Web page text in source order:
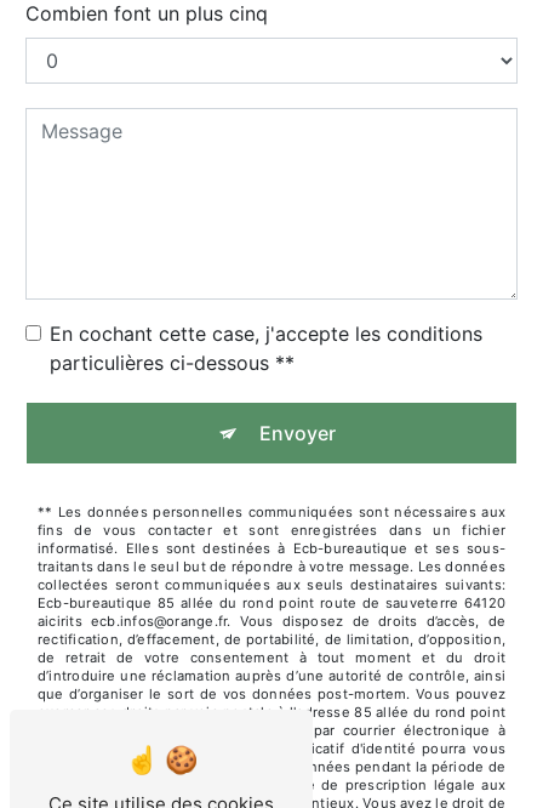
Combien font un plus cinq
En cochant cette case, j'accepte les conditions
particulières ci-dessous **
Envoyer
** Les données personnelles communiquées sont nécessaires aux
fins de vous contacter et sont enregistrées dans un fichier
informatisé. Elles sont destinées à Ecb-bureautique et ses sous-
traitants dans le seul but de répondre à votre message. Les données
collectées seront communiquées aux seuls destinataires suivants:
Ecb-bureautique 85 allée du rond point route de sauveterre 64120
aicirits ecb.infos@orange.fr. Vous disposez de droits d’accès, de
rectification, d’effacement, de portabilité, de limitation, d’opposition,
de retrait de votre consentement à tout moment et du droit
d’introduire une réclamation auprès d’une autorité de contrôle, ainsi
que d’organiser le sort de vos données post-mortem. Vous pouvez
exercer ces droits par voie postale à l'adresse 85 allée du rond point
route de sauveterre 64120 aicirits ou par courrier électronique à
l'adresse ecb.infos@orange.fr. Un justificatif d'identité pourra vous
être demandé. Nous conservons vos données pendant la période de
prise de contact puis pendant la durée de prescription légale aux
fins probatoires et de gestion des contentieux. Vous avez le droit de